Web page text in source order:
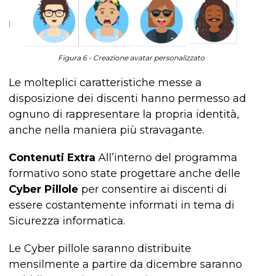
Figura 6 - Creazione avatar personalizzato
Le molteplici caratteristiche messe a
disposizione dei discenti hanno permesso ad
ognuno di rappresentare la propria identità,
anche nella maniera più stravagante.
Contenuti Extra All’interno del programma
formativo sono state progettare anche delle
Cyber Pillole per consentire ai discenti di
essere costantemente informati in tema di
Sicurezza informatica.
Le Cyber pillole saranno distribuite
mensilmente a partire da dicembre saranno